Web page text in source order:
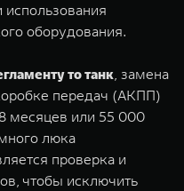
использования
оборудования.
то танк, замена
передач (АКПП)
месяцев или 55 000
люка
проверка и
чтобы исключить